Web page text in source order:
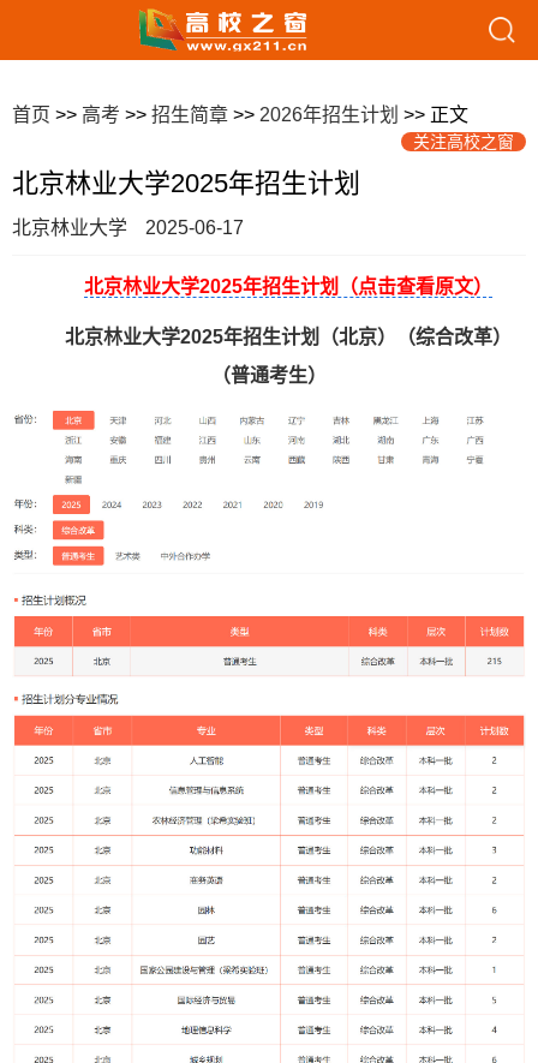
首页 >> 高考 >> 招生简章 >> 2026年招生计划 >> 正文
关注高校之窗
北京林业大学2025年招生计划
北京林业大学 2025-06-17
北京林业大学2025年招生计划（点击查看原文）
北京林业大学2025年招生计划
（北京）（综合改革）
（普通考生）